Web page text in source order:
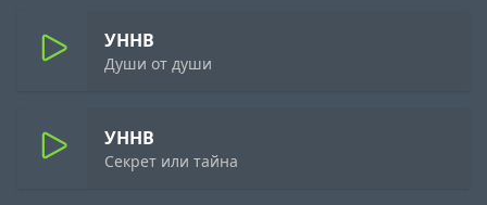
УННВ
Души от души
УННВ
Секрет или тайна